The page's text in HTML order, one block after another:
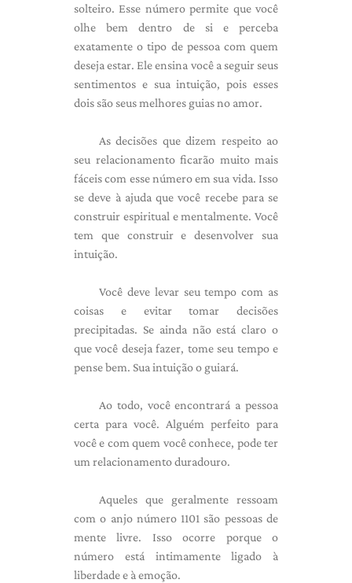
solteiro. Esse número permite que você
olhe bem dentro de si e perceba
exatamente o tipo de pessoa com quem
deseja estar. Ele ensina você a seguir seus
sentimentos e sua intuição, pois esses
dois são seus melhores guias no amor.
As decisões que dizem respeito ao
seu relacionamento ficarão muito mais
fáceis com esse número em sua vida. Isso
se deve à ajuda que você recebe para se
construir espiritual e mentalmente. Você
tem que construir e desenvolver sua
intuição.
Você deve levar seu tempo com as
coisas e evitar tomar decisões
precipitadas. Se ainda não está claro o
que você deseja fazer, tome seu tempo e
pense bem. Sua intuição o guiará.
Ao todo, você encontrará a pessoa
certa para você. Alguém perfeito para
você e com quem você conhece, pode ter
um relacionamento duradouro.
Aqueles que geralmente ressoam
com o anjo número 1101 são pessoas de
mente livre. Isso ocorre porque o
número está intimamente ligado à
liberdade e à emoção.